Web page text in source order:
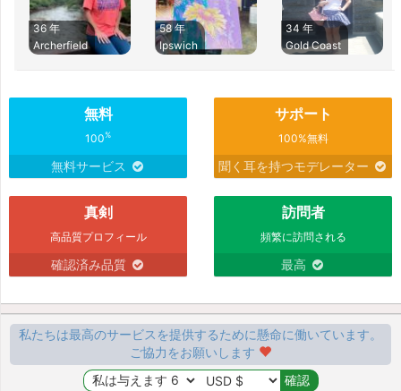
36 年
Archerfield
58 年
Ipswich
34 年
Gold Coast
無料
100%
無料サービス
サポート
100%無料
聞く耳を持つモデレーター
真剣
高品質プロフィール
確認済み品質
訪問者
頻繁に訪問される
最高
私たちは最高のサービスを提供するために懸命に働いています。
ご協力をお願いします